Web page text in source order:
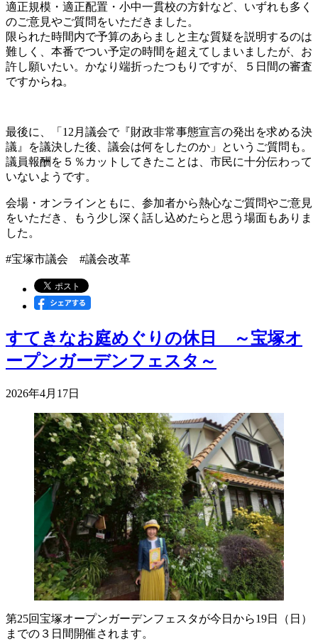
適正規模・適正配置・小中一貫校の方針など、いずれも多く
のご意見やご質問をいただきました。
限られた時間内で予算のあらましと主な質疑を説明するのは
難しく、本番でつい予定の時間を超えてしまいましたが、お
許し願いたい。かなり端折ったつもりですが、５日間の審査
ですからね。
最後に、「12月議会で『財政非常事態宣言の発出を求める決
議』を議決した後、議会は何をしたのか」というご質問も。
議員報酬を５％カットしてきたことは、市民に十分伝わって
いないようです。
会場・オンラインともに、参加者から熱心なご質問やご意見
をいただき、もう少し深く話し込めたらと思う場面もありま
した。
#宝塚市議会 #議会改革
すてきなお庭めぐりの休日 ～宝塚オ
ープンガーデンフェスタ～
2026年4月17日
第25回宝塚オープンガーデンフェスタが今日から19日（日）
までの３日間開催されます。